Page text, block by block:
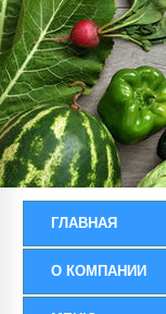
ГЛАВНАЯ
О КОМПАНИИ